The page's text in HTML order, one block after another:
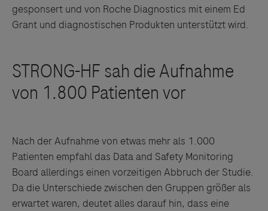
gesponsert und von Roche Diagnostics mit einem Ed
Grant und diagnostischen Produkten unterstützt wird.
Nach der Aufnahme von etwas mehr als 1.000
Patienten empfahl das Data and Safety Monitoring
Board allerdings einen vorzeitigen Abbruch der Studie.
Da die Unterschiede zwischen den Gruppen größer als
erwartet waren, deutet alles darauf hin, dass eine